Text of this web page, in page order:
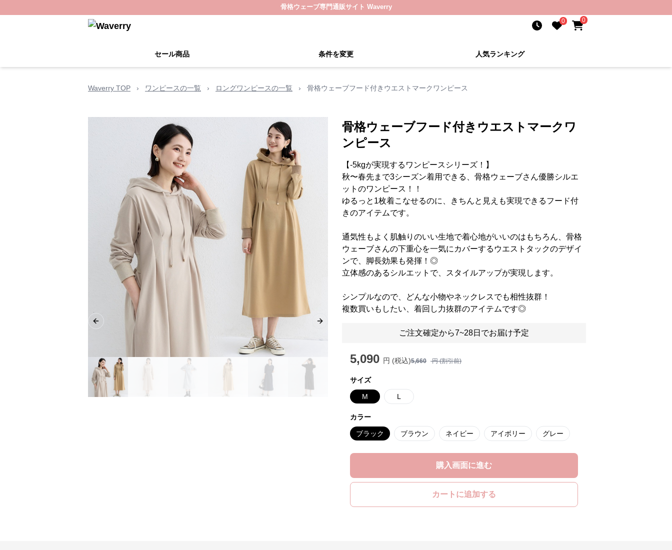
骨格ウェーブ専門通販サイト Waverry
0 0
セール商品 条件を変更 人気ランキング
Waverry TOP › ワンピースの一覧 › ロングワンピースの一覧 › 骨格ウェーブフード付きウエストマークワンピース
Previous slide Next slide
骨格ウェーブフード付きウエストマークワ
ンピース
【-5kgが実現するワンピースシリーズ！】
秋〜春先まで3シーズン着用できる、骨格ウェーブさん優勝シルエ
ットのワンピース！！
ゆるっと1枚着こなせるのに、きちんと見えも実現できるフード付
きのアイテムです。
通気性もよく肌触りのいい生地で着心地がいいのはもちろん、骨格
ウェーブさんの下重心を一気にカバーするウエストタックのデザイ
ンで、脚長効果も発揮！◎
立体感のあるシルエットで、スタイルアップが実現します。
シンプルなので、どんな小物やネックレスでも相性抜群！
複数買いもしたい、着回し力抜群のアイテムです◎
ご注文確定から7~28日でお届け予定
5,090 円 (税込)5,660 円 (割引前)
サイズ
M L
カラー
ブラック ブラウン ネイビー アイボリー グレー
購入画面に進む
カートに追加する